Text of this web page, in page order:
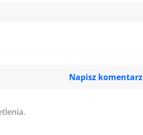
Napisz komentarz
Nick*